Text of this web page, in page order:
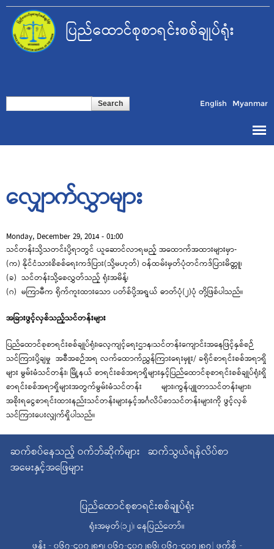
Skip to
content
ပြည်ထောင်စုစာရင်းစစ်ချုပ်ရုံး
Search form English Myanmar
လျှောက်လွှာများ
Monday, December 29, 2014 - 01:00
သင်တန်းသို့သတင်းပို့ရာတွင် ယူဆောင်လာရမည့် အထောက်အထားများမှာ-
(က) နိုင်ငံသားစိစစ်ရေးကဒ်ပြား(သို့မဟုတ်) ဝန်ထမ်းမှတ်ပုံတင်ကဒ်ပြားမိတ္တူ၊
(ခ) သင်တန်းသို့စေလွှတ်သည့် ရုံးအမိန့်၊
(ဂ) မကြာမီက ရိုက်ကူးထားသော ပတ်စ်ပို့အရွယ် ဓာတ်ပုံ(၂)ပုံ တို့ဖြစ်ပါသည်။
အခြားဖွင့်လှစ်သည့်သင်တန်းများ
ပြည်ထောင်စုစာရင်းစစ်ချုပ်ရုံး၊လေ့ကျင့်ရေးဌာန၊သင်တန်းကျောင်းအနေဖြင့်နှစ်စဉ်
သင်ကြားပို့ချမှု အစီအစဉ်အရ လက်ထောက်ညွှန်ကြားရေးမှူး/ ခရိုင်စာရင်းစစ်အရာရှိ
များ မွမ်းမံသင်တန်း၊ မြို့နယ် စာရင်းစစ်အရာရှိများနှင့်ပြည်ထောင်စုစာရင်းစစ်ချုပ်ရုံးရှိ
စာရင်းစစ်အရာရှိများအတွက်မွမ်းမံသင်တန်း များ၊ကွန်ပျူတာသင်တန်းများ၊
အစိုးရငွေစာရင်းထားနည်းသင်တန်းများနှင့်အင်္ဂလိပ်စာသင်တန်းများကို ဖွင့်လှစ်
သင်ကြားပေးလျှက်ရှိပါသည်။
ဆက်စပ်နေသည့် ဝက်ဘ်ဆိုက်များ ဆက်သွယ်ရန်လိပ်စာ
အမေးနှင့်အဖြေများ
ပြည်ထောင်စုစာရင်းစစ်ချုပ်ရုံး
ရုံးအမှတ်(၁၂)၊ နေပြည်တော်။
ဖုန်း - ၀၆၇-၄၀၇၂၈၅၊ ၀၆၇-၄၀၇၂၈၆၊ ၀၆၇-၄၀၇၂၈၇| ဖက်စ် -